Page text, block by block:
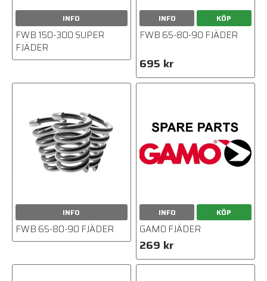
INFO
FWB 150-300 SUPER
FJÄDER
INFO KÖP
FWB 65-80-90 FJÄDER
695 kr
INFO
FWB 65-80-90 FJÄDER
INFO KÖP
GAMO FJÄDER
269 kr